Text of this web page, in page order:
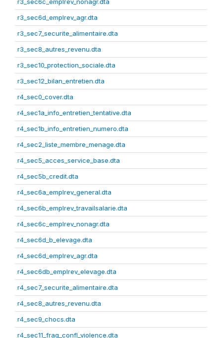
r3_sec6d_emplrev_agr.dta
r3_sec7_securite_alimentaire.dta
r3_sec8_autres_revenu.dta
r3_sec10_protection_sociale.dta
r3_sec12_bilan_entretien.dta
r4_sec0_cover.dta
r4_sec1a_info_entretien_tentative.dta
r4_sec1b_info_entretien_numero.dta
r4_sec2_liste_membre_menage.dta
r4_sec5_acces_service_base.dta
r4_sec5b_credit.dta
r4_sec6a_emplrev_general.dta
r4_sec6b_emplrev_travailsalarie.dta
r4_sec6c_emplrev_nonagr.dta
r4_sec6d_b_elevage.dta
r4_sec6d_emplrev_agr.dta
r4_sec6db_emplrev_elevage.dta
r4_sec7_securite_alimentaire.dta
r4_sec8_autres_revenu.dta
r4_sec9_chocs.dta
r4_sec11_frag_confl_violence.dta